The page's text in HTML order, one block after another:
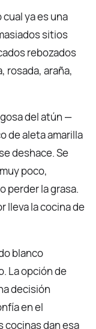
ya es una
sitios
rebozados
rosada, araña,
del atún —
de aleta amarilla
deshace. Se
poco,
perder la grasa.
lleva la cocina de
blanco
La opción de
decisión
en el
cocinas dan esa